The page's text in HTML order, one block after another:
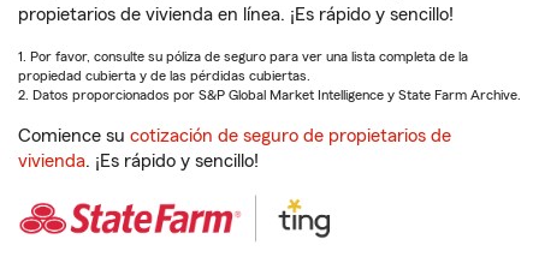
propietarios de vivienda en línea. ¡Es rápido y sencillo!
1. Por favor, consulte su póliza de seguro para ver una lista completa de la
propiedad cubierta y de las pérdidas cubiertas.
2. Datos proporcionados por S&P Global Market Intelligence y State Farm Archive.
Comience su cotización de seguro de propietarios de
vivienda. ¡Es rápido y sencillo!